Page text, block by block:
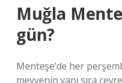
Muğla
gün?
Menteşe’de her
meyvenin yanı sıra